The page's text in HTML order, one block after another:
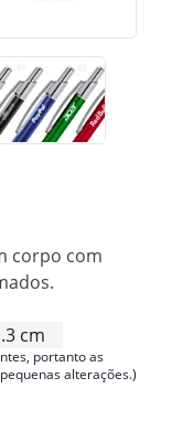
corpo com
cm
portanto as
alterações.)